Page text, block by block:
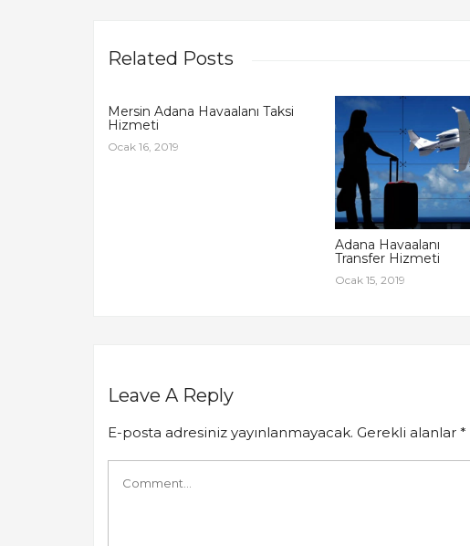
Related Posts
Mersin Adana Havaalanı Taksi
Hizmeti
Ocak 16, 2019
Adana Havaalanı
Transfer Hizmeti
Ocak 15, 2019
Leave A Reply
E-posta adresiniz yayınlanmayacak. Gerekli alanlar *